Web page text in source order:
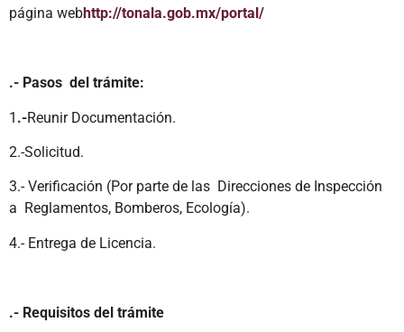
página webhttp://tonala.gob.mx/portal/
.- Pasos del trámite:
1 .-Reunir Documentación.
2.-Solicitud.
3.- Verificación (Por parte de las Direcciones de Inspección
a Reglamentos, Bomberos, Ecología).
4.- Entrega de Licencia.
.- Requisitos del trámite